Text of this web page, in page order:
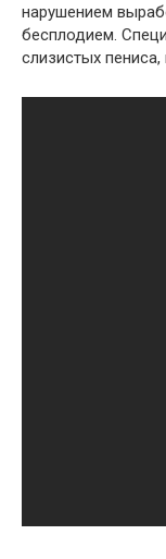
нарушением
бесплодием.
слизистых пениса,